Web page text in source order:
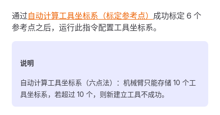
通过自动计算工具坐标系（标定参考点） 成功标定 6 个
参考点之后，运行此指令配置工具坐标系。
说明
自动计算工具坐标系（六点法）：机械臂只能存储 10 个工
具坐标系，若超过 10 个，则新建立工具不成功。